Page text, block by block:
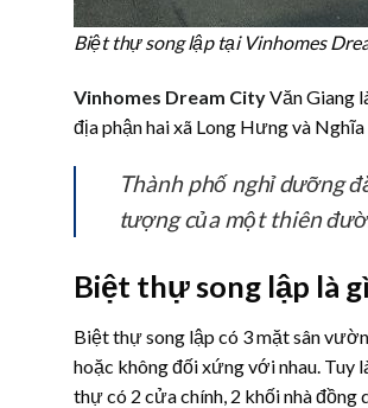
Biệt thự song lập tại Vinhomes
Vinhomes Dream CityVăn Giang
địa phận hai xã Long Hưng và
Thành phố nghỉ dưỡng
tượng của một thiên
Biệt thự song lập là
Biệt thự song lập có 3 mặt sân
hoặc không đối xứng với nhau.
thự có 2 cửa chính, 2 khối nhà đồng